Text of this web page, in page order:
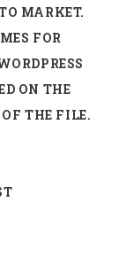
MARKET.
FOR
ON THE
THE FILE.